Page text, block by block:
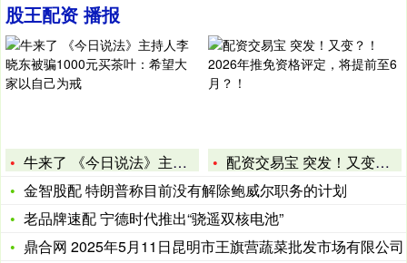
股王配资 播报
牛来了 《今日说法》主持人李晓东被骗1000元买茶叶：希望大
配资交易宝 突发！又变？！2026年推免资格评定，将提前至6
金智股配 特朗普称目前没有解除鲍威尔职务的计划
老品牌速配 宁德时代推出“骁遥双核电池”
鼎合网 2025年5月11日昆明市王旗营蔬菜批发市场有限公司